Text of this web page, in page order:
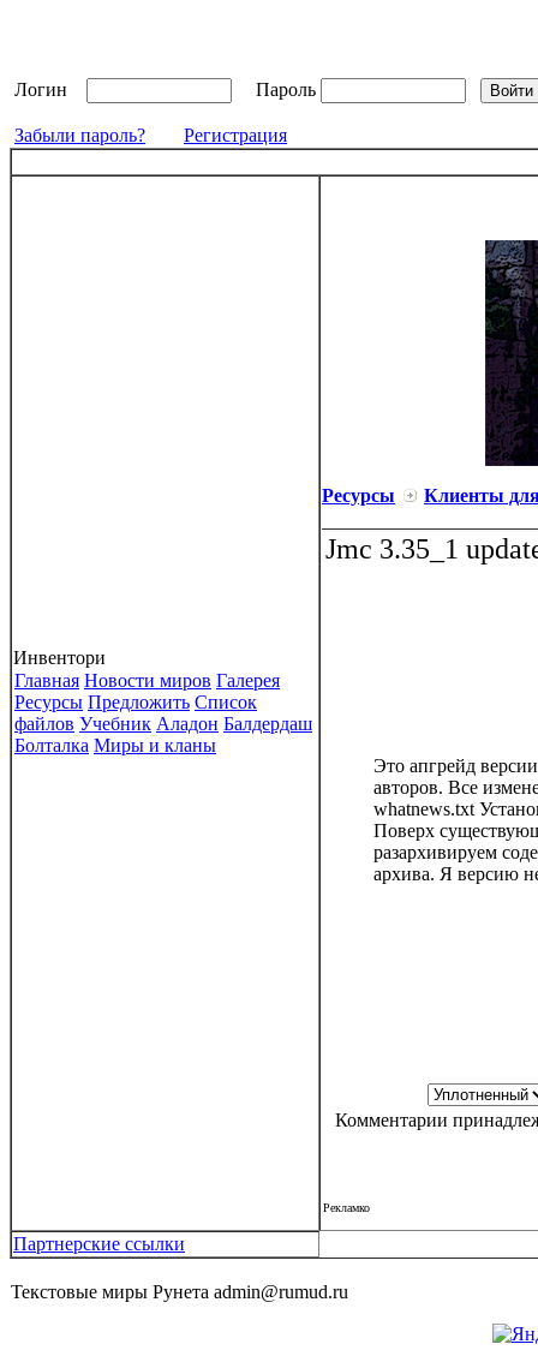
Логин Пароль
Забыли пароль? Регистрация
Инвентори
Главная Новости миров Галерея
Ресурсы Предложить Список
файлов Учебник Аладон Балдердаш
Болталка Миры и кланы
Ресурсы Клиенты
Jmc 3.35_1
Это апгрейд
авторов. Все
whatnews.txt
Поверх
разархивируем
архива. Я версию
Комментарии
Рекламко
Партнерские ссылки
Текстовые миры Рунета admin@rumud.ru